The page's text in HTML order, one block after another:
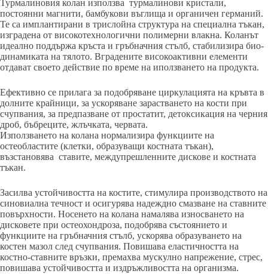
Турмалиновия колан използва турмалинови кристали,
постоянни магнити, бамбукови въглища и органичен германий.
Те са имплантирани в трислойна структура на специална тъкан,
изградена от високотехнологични полимерни влакна. Коланът
идеално поддържа кръста и гръбначния стълб, стабилизира био-
динамиката на тялото. Вградените високоактивни елементи
отдават своето действие по време на иползването на продукта.
Ефективно се прилага за подобряване циркулацията на кръвта в
долните крайници, за ускоряване зарастването на кости при
счупвания, за предпазване от простатит, детоксикация на черния
дроб, бъбреците, жлъчката, червата.
Използването на колана нормализира функциите на
остеобластите (клетки, образуващи костната тъкан),
възстановява ставите, междупрешленните дискове и костната
тъкан.
Засилва устойчивостта на костите, стимулира производството на
синовиална течност и осигурява надеждно смазване на ставните
повърхности. Носенето на колана намалява износването на
дисковете при остеохондроза, подобрява състоянието и
функциите на гръбначния стълб, ускорява образуването на
костен мазол след счупвания. Повишава еластичността на
костно-ставните връзки, премахва мускулно напрежение, стрес,
повишава устойчивостта и издръжливостта на организма.